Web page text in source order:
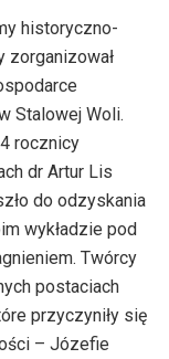
historyczno-
zorganizował
Stalowej Woli.
rocznicy
dr Artur Lis
do odzyskania
wykładzie pod
Twórcy
postaciach
przyczyniły się
– Józefie